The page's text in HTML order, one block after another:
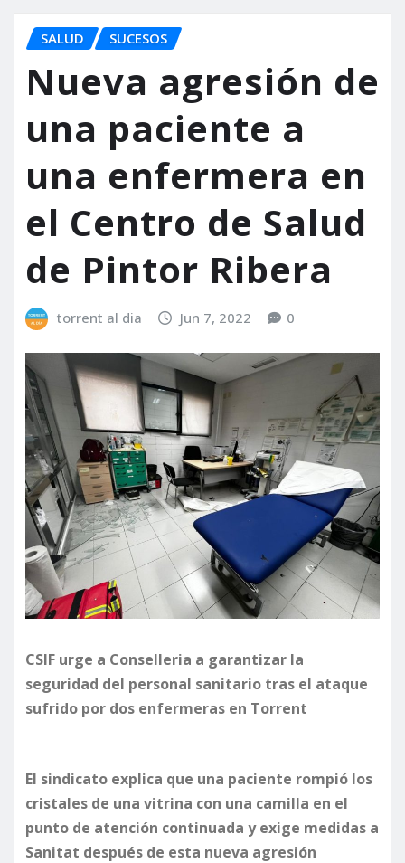
SALUD SUCESOS
Nueva agresión de
una paciente a
una enfermera en
el Centro de Salud
de Pintor Ribera
torrent al dia Jun 7, 2022 0
CSIF urge a Conselleria a garantizar la
seguridad del personal sanitario tras el ataque
sufrido por dos enfermeras en Torrent
El sindicato explica que una paciente rompió los
cristales de una vitrina con una camilla en el
punto de atención continuada y exige medidas a
Sanitat después de esta nueva agresión